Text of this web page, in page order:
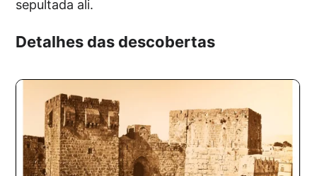
sepultada ali.
Detalhes das descobertas